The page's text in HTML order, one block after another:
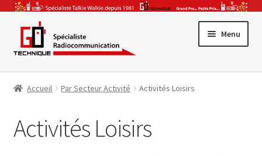
Aller
la
Aller
contenu
Menu
Talkie-Walkie
Accueil Par Secteur Activité Activités Loisirs
Activités Loisirs